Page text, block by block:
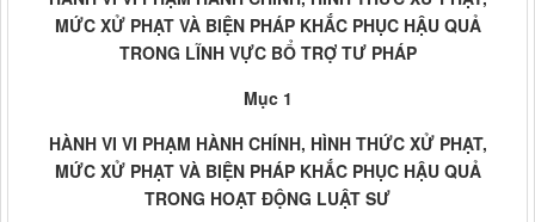
MỨC XỬ PHẠT VÀ BIỆN PHÁP KHẮC PHỤC HẬU QUẢ
TRONG LĨNH VỰC BỔ TRỢ TƯ PHÁP
Mục 1
HÀNH VI VI PHẠM HÀNH CHÍNH, HÌNH THỨC XỬ PHẠT,
MỨC XỬ PHẠT VÀ BIỆN PHÁP KHẮC PHỤC HẬU QUẢ
TRONG HOẠT ĐỘNG LUẬT SƯ